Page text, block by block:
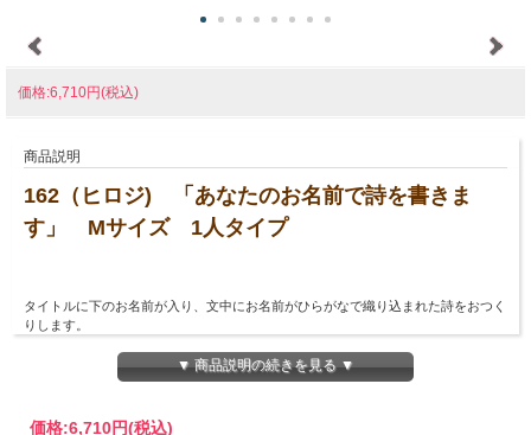
価格:6,710円(税込)
商品説明
162（ヒロジ) 「あなたのお名前で詩を書きま
す」 Mサイズ 1人タイプ
タイトルに下のお名前が入り、文中にお名前がひらがなで織り込まれた詩をおつく
りします。
▼ 商品説明の続きを見る ▼
価格:6,710円(税込)